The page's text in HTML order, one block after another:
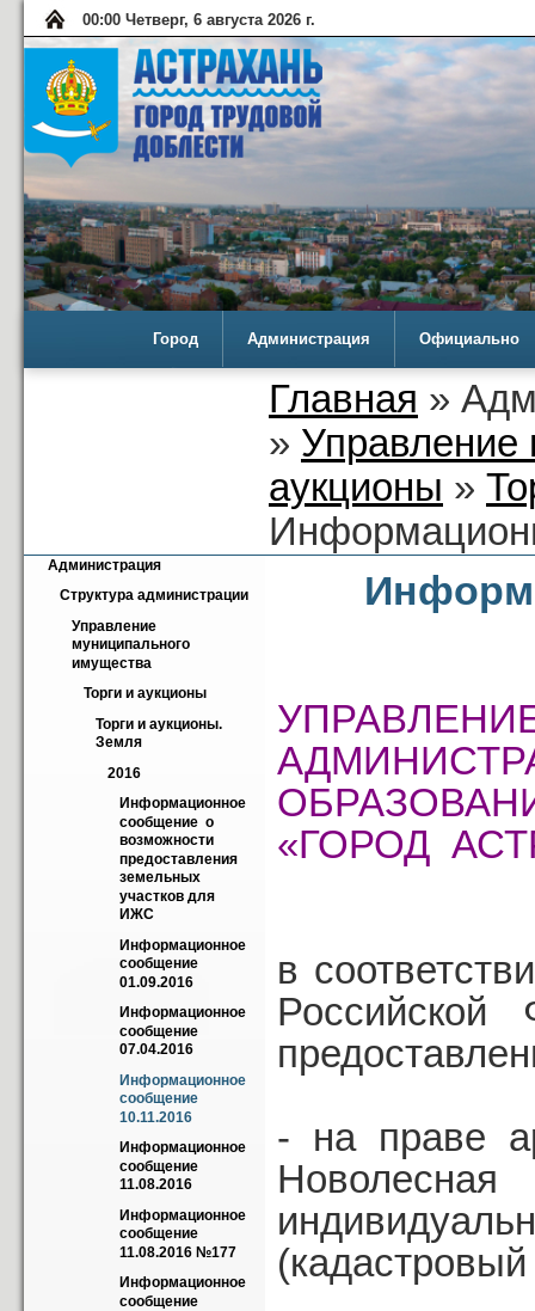
00:00 Четверг, 6 августа 2026 г.
Город Администрация Официально
Главная »
» Управление
аукционы »
Администрация
Структура администрации
Управление
муниципального
имущества
Торги и аукционы
Торги и аукционы.
Земля
2016
Информационное
сообщение  о
возможности
предоставления
земельных
участков для
ИЖС
Информационное
сообщение
01.09.2016
Информационное
сообщение
07.04.2016
Информационное
сообщение
10.11.2016
Информационное
сообщение
11.08.2016
Информационное
сообщение
11.08.2016 №177
Информационное
сообщение
«ГОРОД
в
Российской
- на праве